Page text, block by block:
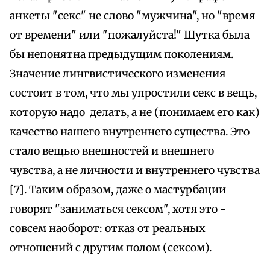
анкеты "секс" не слово "мужчина", но "время
от времени" или "пожалуйста!" Шутка была
бы непонятна предыдущим поколениям.
Значение лингвистического изменения
состоит в том, что мы упростили секс в вещь,
которую надо делать, а не (понимаем его как)
качество нашего внутреннего существа. Это
стало вещью внешностей и внешнего
чувства, а не личности и внутреннего чувства
[7]. Таким образом, даже о мастурбации
говорят "заниматься сексом", хотя это -
совсем наоборот: отказ от реальных
отношений с другим полом (сексом).